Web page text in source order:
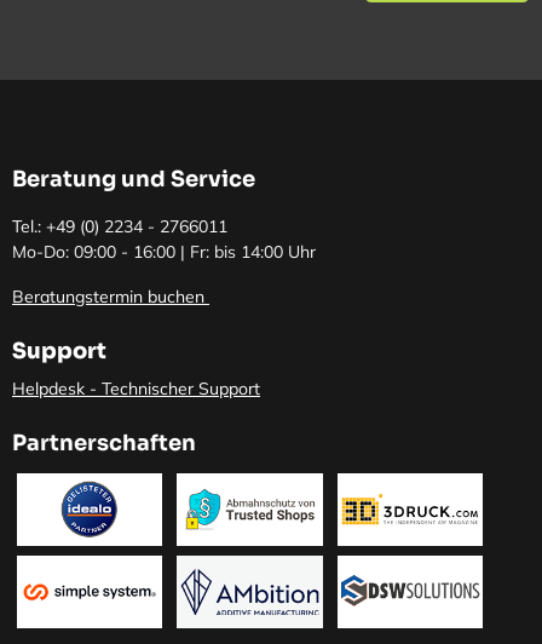
Beratung und Service
Tel.: +49 (0) 2234 - 2766011
Mo-Do: 09:00 - 16:00 | Fr: bis 14:00 Uhr
Beratungstermin buchen
Support
Helpdesk - Technischer Support
Partnerschaften